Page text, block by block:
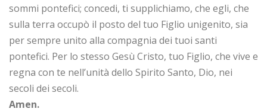
sommi pontefici; concedi, ti supplichiamo, che egli, che
sulla terra occupò il posto del tuo Figlio unigenito, sia
per sempre unito alla compagnia dei tuoi santi
pontefici. Per lo stesso Gesù Cristo, tuo Figlio, che vive e
regna con te nell’unità dello Spirito Santo, Dio, nei
secoli dei secoli.
Amen.